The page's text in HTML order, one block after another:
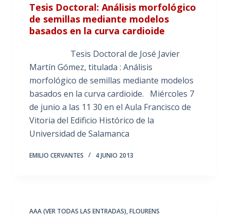
Tesis Doctoral: Análisis morfológico
de semillas mediante modelos
basados en la curva cardioide
Tesis Doctoral de José Javier
Martín Gómez, titulada : Análisis
morfológico de semillas mediante modelos
basados en la curva cardioide. Miércoles 7
de junio a las 11 30 en el Aula Francisco de
Vitoria del Edificio Histórico de la
Universidad de Salamanca
EMILIO CERVANTES 4 JUNIO 2013
AAA (VER TODAS LAS ENTRADAS),FLOURENS